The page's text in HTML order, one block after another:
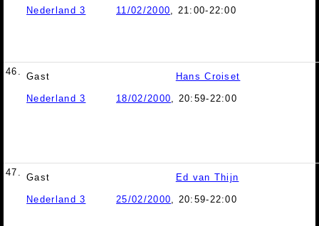
Nederland 3 11/02/2000, 21:00-22:00
46. Gast Hans Croiset
Nederland 3 18/02/2000, 20:59-22:00
47. Gast Ed van Thijn
Nederland 3 25/02/2000, 20:59-22:00